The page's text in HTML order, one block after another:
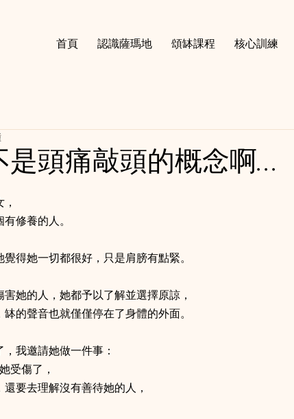
首頁 認識薩瑪地 頌缽課程 核心訓練
頭痛敲頭的概念啊...
修養的人。
得她一切都很好，只是肩膀有點緊。
她的人，她都予以了解並選擇原諒，
的聲音也就僅僅停在了身體的外面。
我邀請她做一件事：
受傷了，
要去理解沒有善待她的人，